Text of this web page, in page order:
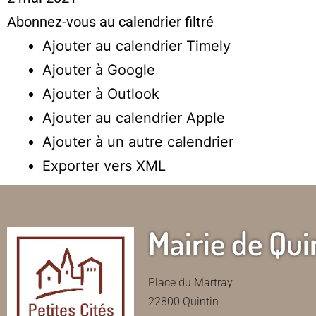
Abonnez-vous au calendrier filtré
Ajouter au calendrier Timely
Ajouter à Google
Ajouter à Outlook
Ajouter au calendrier Apple
Ajouter à un autre calendrier
Exporter vers XML
Mairie de
Place du Martray
22800 Quintin